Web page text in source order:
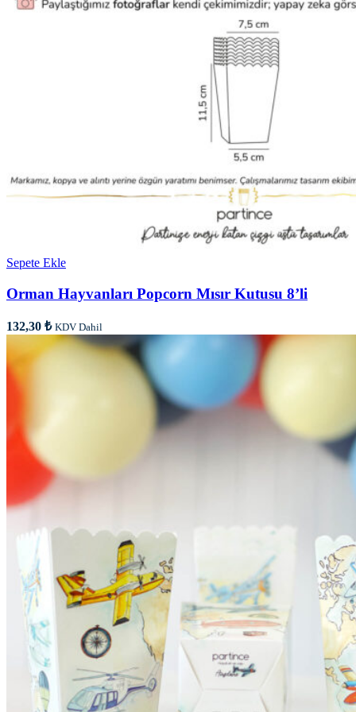
Sepete Ekle
Orman Hayvanları Popcorn Mısır Kutusu 8’li
132,30 ₺ KDV Dahil